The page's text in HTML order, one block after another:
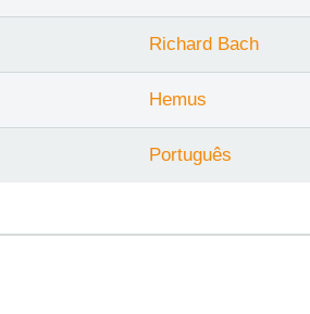
Richard Bach
Hemus
Português